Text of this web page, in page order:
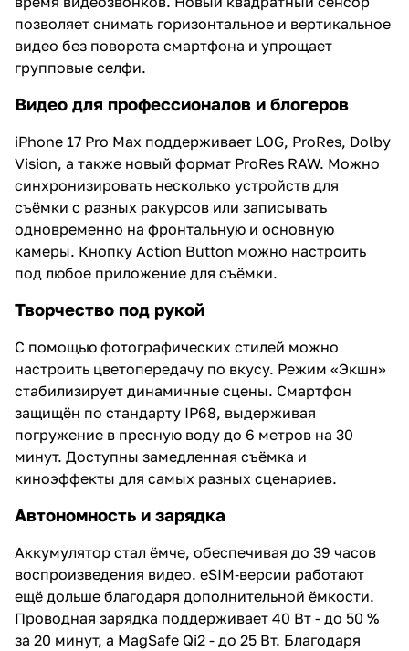
позволяет снимать горизонтальное и вертикальное
видео без поворота смартфона и упрощает
групповые селфи.
Видео для профессионалов и блогеров
iPhone 17 Pro Max поддерживает LOG, ProRes, Dolby
Vision, а также новый формат ProRes RAW. Можно
синхронизировать несколько устройств для
съёмки с разных ракурсов или записывать
одновременно на фронтальную и основную
камеры. Кнопку Action Button можно настроить
под любое приложение для съёмки.
Творчество под рукой
С помощью фотографических стилей можно
настроить цветопередачу по вкусу. Режим «Экшн»
стабилизирует динамичные сцены. Смартфон
защищён по стандарту IP68, выдерживая
погружение в пресную воду до 6 метров на 30
минут. Доступны замедленная съёмка и
киноэффекты для самых разных сценариев.
Автономность и зарядка
Аккумулятор стал ёмче, обеспечивая до 39 часов
воспроизведения видео. eSIM‑версии работают
ещё дольше благодаря дополнительной ёмкости.
Проводная зарядка поддерживает 40 Вт - до 50 %
за 20 минут, а MagSafe Qi2 - до 25 Вт. Благодаря